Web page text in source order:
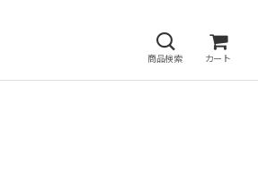
商品検索 カート